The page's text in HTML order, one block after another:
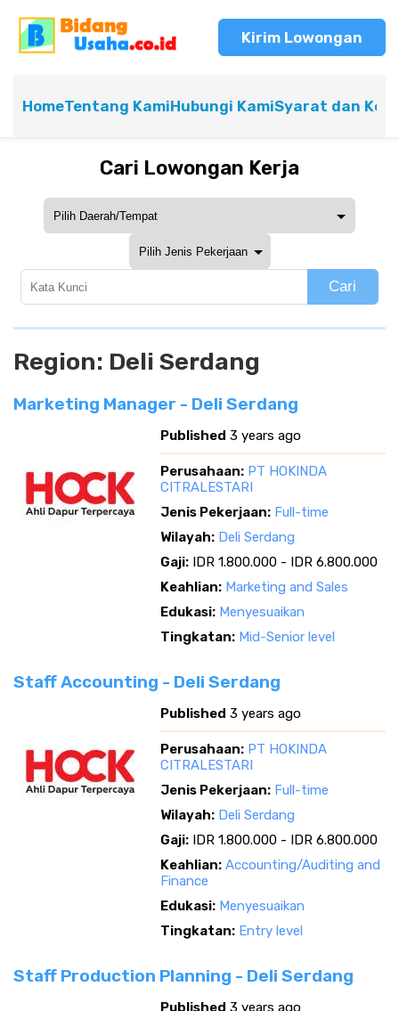
Kirim Lowongan
HomeTentang KamiHubungi KamiSyarat dan
Cari Lowongan Kerja
Cari
Region: Deli Serdang
Marketing Manager - Deli Serdang
Published 3 years ago
Perusahaan: PT HOKINDA
CITRALESTARI
Jenis Pekerjaan: Full-time
Wilayah: Deli Serdang
Gaji: IDR 1.800.000 - IDR 6.800.000
Keahlian: Marketing and Sales
Edukasi: Menyesuaikan
Tingkatan: Mid-Senior level
Staff Accounting - Deli Serdang
Published 3 years ago
Perusahaan: PT HOKINDA
CITRALESTARI
Jenis Pekerjaan: Full-time
Wilayah: Deli Serdang
Gaji: IDR 1.800.000 - IDR 6.800.000
Keahlian: Accounting/Auditing and
Finance
Edukasi: Menyesuaikan
Tingkatan: Entry level
Staff Production Planning - Deli Serdang
Published 3 years ago